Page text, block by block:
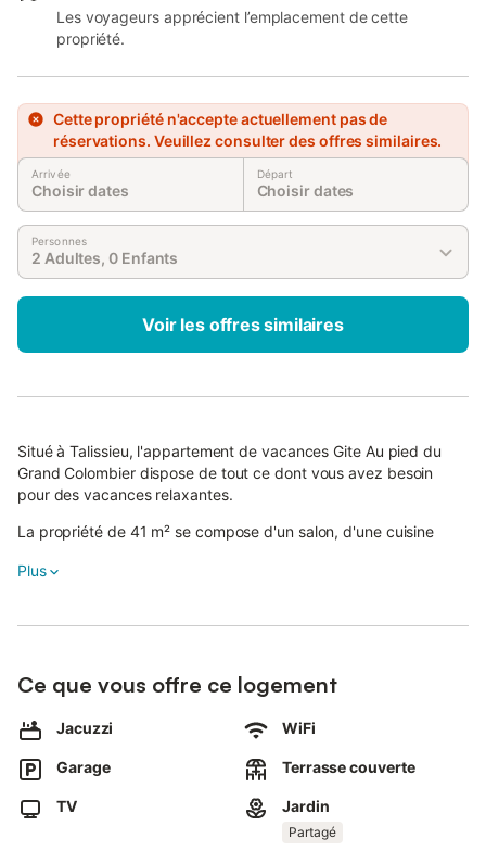
Les voyageurs apprécient l’emplacement de cette
propriété.
Cette propriété n'accepte actuellement pas de
réservations. Veuillez consulter des offres similaires.
Arrivée
Choisir dates
Départ
Choisir dates
Personnes
2 Adultes, 0 Enfants
Voir les offres similaires
Situé à Talissieu, l'appartement de vacances Gite Au pied du
Grand Colombier dispose de tout ce dont vous avez besoin
pour des vacances relaxantes.
La propriété de 41 m² se compose d'un salon, d'une cuisine
jusqu'à 4 personnes.
Une table de ping-pong et des équipements de gym sont
Cette location de vacances dispose de terrasses privées,
ouvertes et couvertes, parfaites pour se détendre le soir.
Plus
Ce que vous offre ce logement
Jacuzzi WiFi
Garage Terrasse couverte
TV Jardin
Partagé